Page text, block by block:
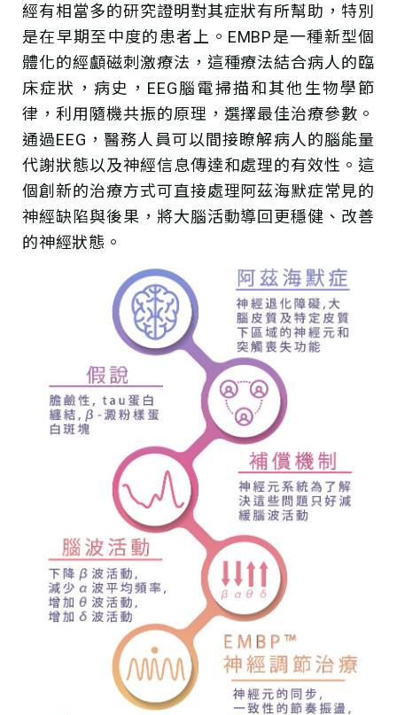
經有相當多的研究證明對其症狀有所幫助，特別
是在早期至中度的患者上。EMBP是一種新型個
體化的經顱磁刺激療法，這種療法結合病人的臨
床症狀，病史，EEG腦電掃描和其他生物學節
律，利用隨機共振的原理，選擇最佳治療參數。
通過EEG，醫務人員可以間接瞭解病人的腦能量
代謝狀態以及神經信息傳達和處理的有效性。這
個創新的治療方式可直接處理阿茲海默症常見的
神經缺陷與後果，將大腦活動導回更穩健、改善
的神經狀態。